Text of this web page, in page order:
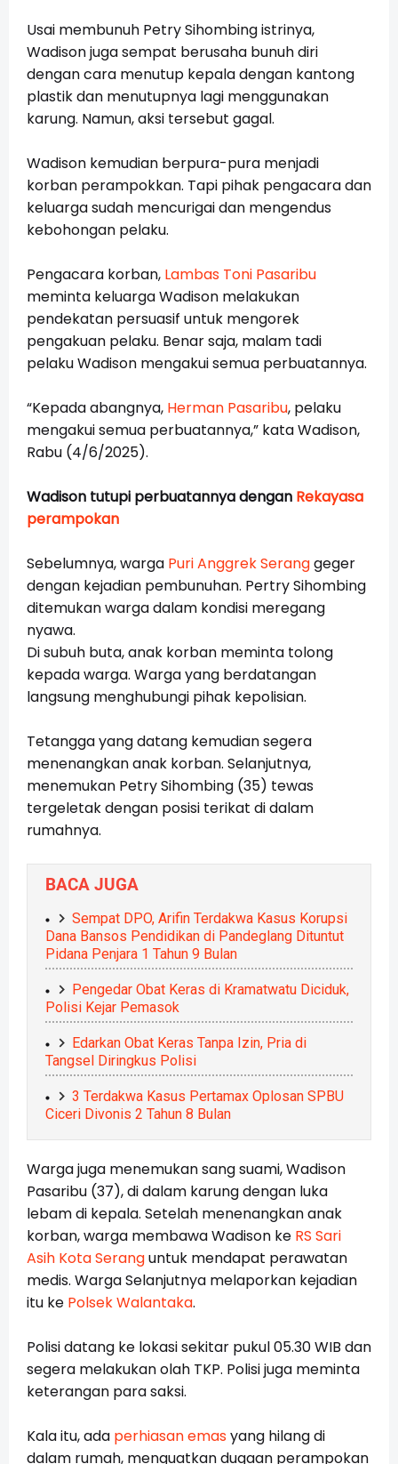
Usai membunuh Petry Sihombing istrinya,
Wadison juga sempat berusaha bunuh diri
dengan cara menutup kepala dengan kantong
plastik dan menutupnya lagi menggunakan
karung. Namun, aksi tersebut gagal.
Wadison kemudian berpura-pura menjadi
korban perampokkan. Tapi pihak pengacara dan
keluarga sudah mencurigai dan mengendus
kebohongan pelaku.
Pengacara korban, Lambas Toni Pasaribu
meminta keluarga Wadison melakukan
pendekatan persuasif untuk mengorek
pengakuan pelaku. Benar saja, malam tadi
pelaku Wadison mengakui semua perbuatannya.
“Kepada abangnya, Herman Pasaribu, pelaku
mengakui semua perbuatannya,” kata Wadison,
Rabu (4/6/2025).
Wadison tutupi perbuatannya dengan Rekayasa
perampokan
Sebelumnya, warga Puri Anggrek Seranggeger
dengan kejadian pembunuhan. Pertry Sihombing
ditemukan warga dalam kondisi meregang
nyawa.
Di subuh buta, anak korban meminta tolong
kepada warga. Warga yang berdatangan
langsung menghubungi pihak kepolisian.
Tetangga yang datang kemudian segera
menenangkan anak korban. Selanjutnya,
menemukan Petry Sihombing (35) tewas
tergeletak dengan posisi terikat di dalam
rumahnya.
BACA JUGA
Sempat DPO, Arifin Terdakwa Kasus Korupsi
Dana Bansos Pendidikan di Pandeglang Dituntut
Pidana Penjara 1 Tahun 9 Bulan
Pengedar Obat Keras di Kramatwatu Diciduk,
Polisi Kejar Pemasok
Edarkan Obat Keras Tanpa Izin, Pria di
Tangsel Diringkus Polisi
3 Terdakwa Kasus Pertamax Oplosan SPBU
Ciceri Divonis 2 Tahun 8 Bulan
Warga juga menemukan sang suami, Wadison
Pasaribu (37), di dalam karung dengan luka
lebam di kepala. Setelah menenangkan anak
korban, warga membawa Wadison ke RS Sari
Asih Kota Seranguntuk mendapat perawatan
medis. Warga Selanjutnya melaporkan kejadian
itu ke Polsek Walantaka.
Polisi datang ke lokasi sekitar pukul 05.30 WIB dan
segera melakukan olah TKP. Polisi juga meminta
keterangan para saksi.
Kala itu, ada perhiasan emasyang hilang di
dalam rumah, menguatkan dugaan perampokan